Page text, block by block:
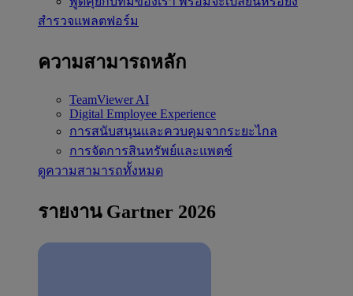
สำรวจแพลตฟอร์ม
ความสามารถหลัก
TeamViewer AI
Digital Employee Experience
การสนับสนุนและควบคุมจากระยะไกล
การจัดการสินทรัพย์และแพตช์
ดูความสามารถทั้งหมด
รายงาน Gartner 2026